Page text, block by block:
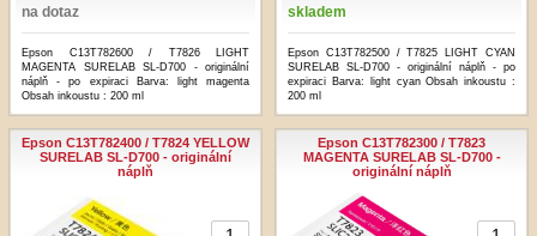
na dotaz
Epson C13T782600 / T7826 LIGHT
MAGENTA SURELAB SL-D700 - originální
náplň - po expiraci Barva: light magenta
Obsah inkoustu : 200 ml
skladem
Epson C13T782500 / T7825 LIGHT CYAN
SURELAB SL-D700 - originální náplň - po
expiraci Barva: light cyan Obsah inkoustu :
200 ml
Epson C13T782400 / T7824 YELLOW
SURELAB SL-D700 - originální
náplň
Epson C13T782300 / T7823
MAGENTA SURELAB SL-D700 -
originální náplň